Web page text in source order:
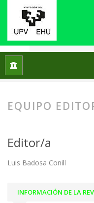
Inicio
EQUIPO
Editor/a
Luis Badosa Conill
INFORMACIÓN DE LA